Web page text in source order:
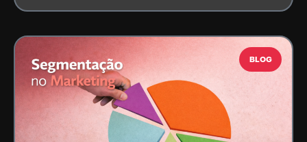
BLOG